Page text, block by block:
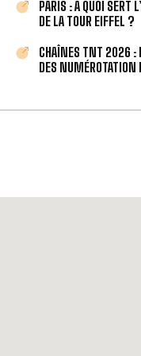
PARIS : À QUOI SERT
DE LA TOUR EIFFEL ?
CHAÎNES TNT 2026 :
DES